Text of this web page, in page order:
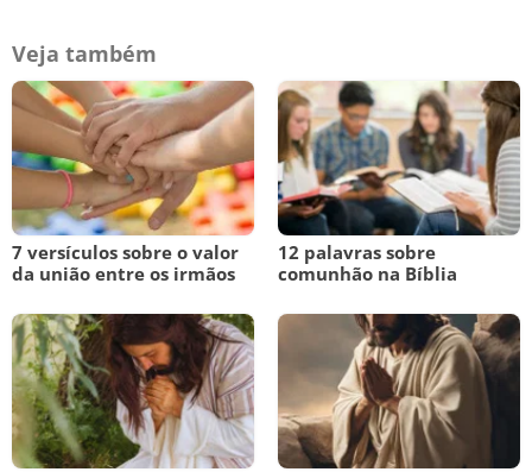
Veja também
7 versículos sobre o valor
da união entre os irmãos
12 palavras sobre
comunhão na Bíblia